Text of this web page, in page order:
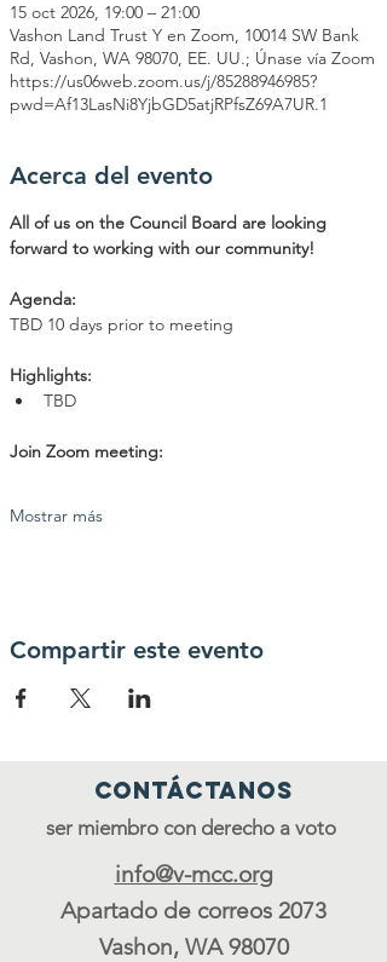
15 oct 2026, 19:00 – 21:00
Vashon Land Trust Y en Zoom, 10014 SW Bank
Rd, Vashon, WA 98070, EE. UU.; Únase vía Zoom
https://us06web.zoom.us/j/85288946985?
pwd=Af13LasNi8YjbGD5atjRPfsZ69A7UR.1
Acerca del evento
All of us on the Council Board are looking
forward to working with our community!
Agenda:
TBD 10 days prior to meeting
Highlights:
TBD
Join Zoom meeting:
Mostrar más
Compartir este evento
Contáctanos
ser miembro con derecho a voto
info@v-mcc.org
Apartado de correos 2073
Vashon, WA 98070